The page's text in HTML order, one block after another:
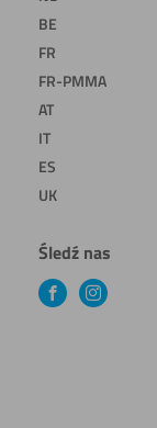
BE
FR
FR-PMMA
AT
IT
ES
UK
Śledź nas
FacebookInstagram